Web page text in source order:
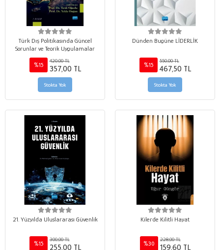
Türk Dış Politikasında Güncel
Sorunlar ve Teorik Uygulamalar
%15
420,00 TL
357,00 TL
Stokta Yok
Dünden Bugüne LİDERLİK
%15
550,00 TL
467,50 TL
Stokta Yok
21. Yüzyılda Uluslararası Güvenlik
%15
300,00 TL
255,00 TL
Kilerde Kilitli Hayat
%30
228,00 TL
159,60 TL